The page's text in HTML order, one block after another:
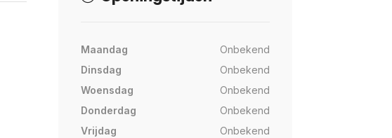
Maandag
Onbekend
Dinsdag
Onbekend
Woensdag
Onbekend
Donderdag
Onbekend
Vrijdag
Onbekend